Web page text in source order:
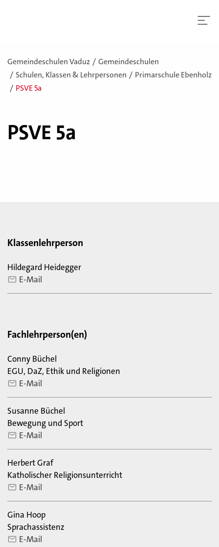
Gemeindeschulen Vaduz
Gemeindeschulen
Schulen, Klassen & Lehrpersonen
Primarschule Ebenholz
PSVE 5a
PSVE 5a
Klassenlehrperson
Hildegard Heidegger
E-Mail
Fachlehrperson(en)
Conny Büchel
EGU, DaZ, Ethik und Religionen
E-Mail
Susanne Büchel
Bewegung und Sport
E-Mail
Herbert Graf
Katholischer Religionsunterricht
E-Mail
Gina Hoop
Sprachassistenz
E-Mail